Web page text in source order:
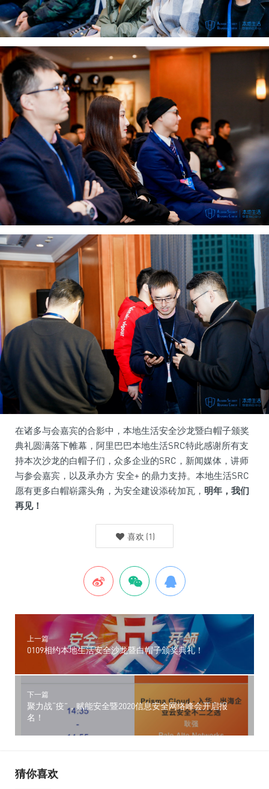
在诸多与会嘉宾的合影中，本地生活安全沙龙暨白帽子颁奖
典礼圆满落下帷幕，阿里巴巴本地生活SRC特此感谢所有支
持本次沙龙的白帽子们，众多企业的SRC，新闻媒体，讲师
与参会嘉宾，以及承办方 安全+ 的鼎力支持。本地生活SRC
愿有更多白帽崭露头角，为安全建设添砖加瓦， 明年，我们
再见！
喜欢 (1)
上一篇
0109相约本地生活安全沙龙暨白帽子颁奖典礼！
下一篇
聚力战“疫”，赋能安全暨2020信息安全网络峰会开启报
名！
猜你喜欢